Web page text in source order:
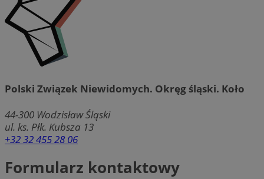
Polski Związek Niewidomych. Okręg śląski. Koło
44-300 Wodzisław Śląski
ul. ks. Płk. Kubsza 13
+32 32 455 28 06
Formularz kontaktowy